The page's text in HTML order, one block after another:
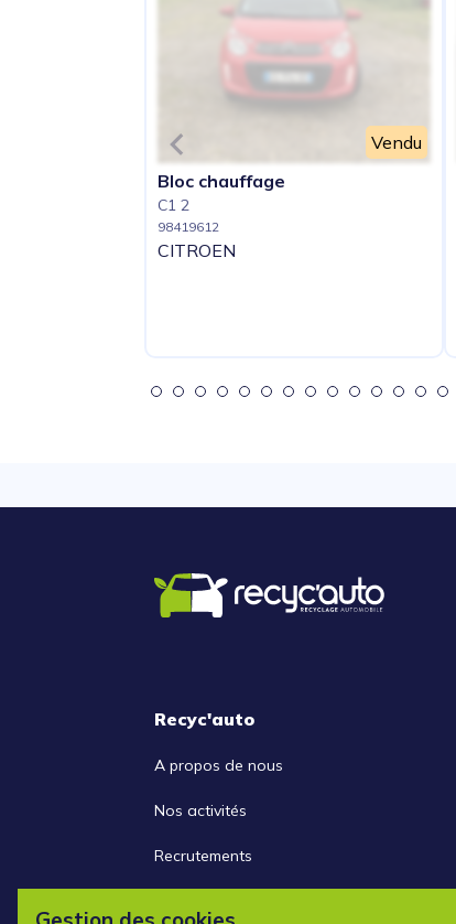
Vendu
Bloc chauffage
C1 2
98419612
CITROEN
Recyc'auto
A propos de nous
Nos activités
Recrutements